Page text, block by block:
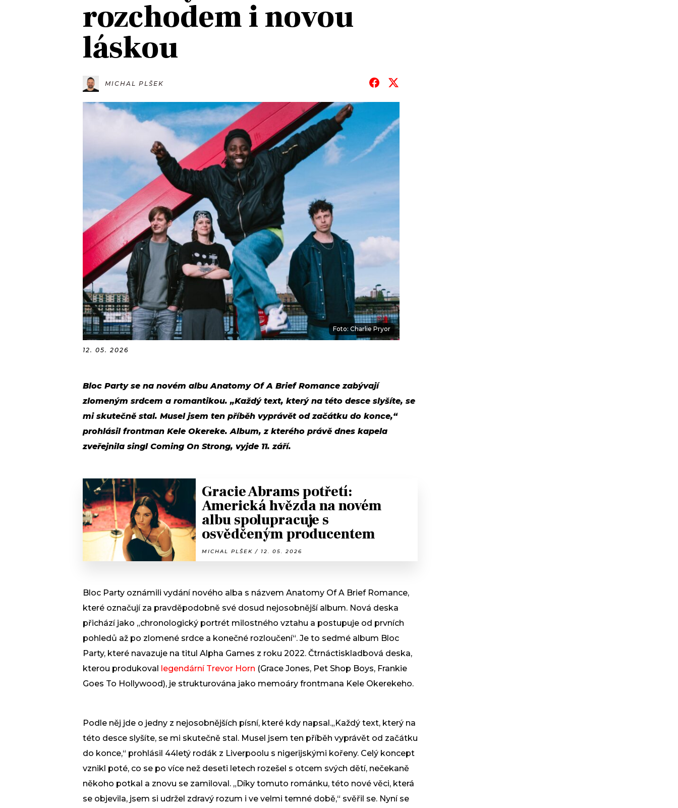
JAK NALADIT
RÁDIO
PROGRAM
SOUTĚŽE
rozchodem i novou
láskou
MICHAL PLŠEK
Foto: Charlie Pryor
12. 05. 2026
Bloc Party se na novém albu Anatomy Of A Brief Romance zabývají
zlomeným srdcem a romantikou. „Každý text, který na této desce slyšíte, se
mi skutečně stal. Musel jsem ten příběh vyprávět od začátku do konce,“
prohlásil frontman Kele Okereke. Album, z kterého právě dnes kapela
zveřejnila singl Coming On Strong, vyjde 11. září.
Gracie Abrams potřetí:
Americká hvězda na novém
albu spolupracuje s
osvědčeným producentem
MICHAL PLŠEK / 12. 05. 2026
Bloc Party oznámili vydání nového alba s názvem Anatomy Of A Brief Romance,
které označují za pravděpodobně své dosud nejosobnější album. Nová deska
přichází jako „chronologický portrét milostného vztahu a postupuje od prvních
pohledů až po zlomené srdce a konečné rozloučení“. Je to sedmé album Bloc
Party, které navazuje na titul Alpha Games z roku 2022. Čtrnáctiskladbová deska,
kterou produkoval
legendární Trevor Horn (Grace Jones, Pet Shop Boys, Frankie
Goes To Hollywood), je strukturována jako memoáry frontmana Kele Okerekeho.
Podle něj jde o jedny z nejosobnějších písní, které kdy napsal.„Každý text, který na
této desce slyšíte, se mi skutečně stal. Musel jsem ten příběh vyprávět od začátku
do konce,“ prohlásil 44letý rodák z Liverpoolu s nigerijskými kořeny. Celý koncept
vznikl poté, co se po více než deseti letech rozešel s otcem svých dětí, nečekaně
někoho potkal a znovu se zamiloval. „Díky tomuto románku, této nové věci, která
se objevila, jsem si udržel zdravý rozum i ve velmi temné době,“ svěřil se. Nyní se